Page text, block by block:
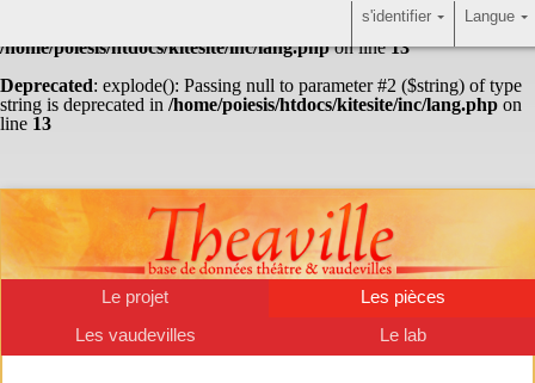
: Undefined array key "HTTP_ACCEPT_LANGUAGE" in
/home/poiesis/htdocs/kitesite/inc/lang.phpon line13
Deprecated: explode(): Passing null to parameter #2 ($string) of type
string is deprecated in /home/poiesis/htdocs/kitesite/inc/lang.php on
line 13
Le projet
Les pièces
Les vaudevilles
Le lab
Langue
s'identifier